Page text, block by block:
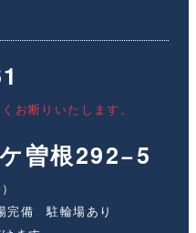
お断りいたします。
曽根292−5
完備 駐輪場あり